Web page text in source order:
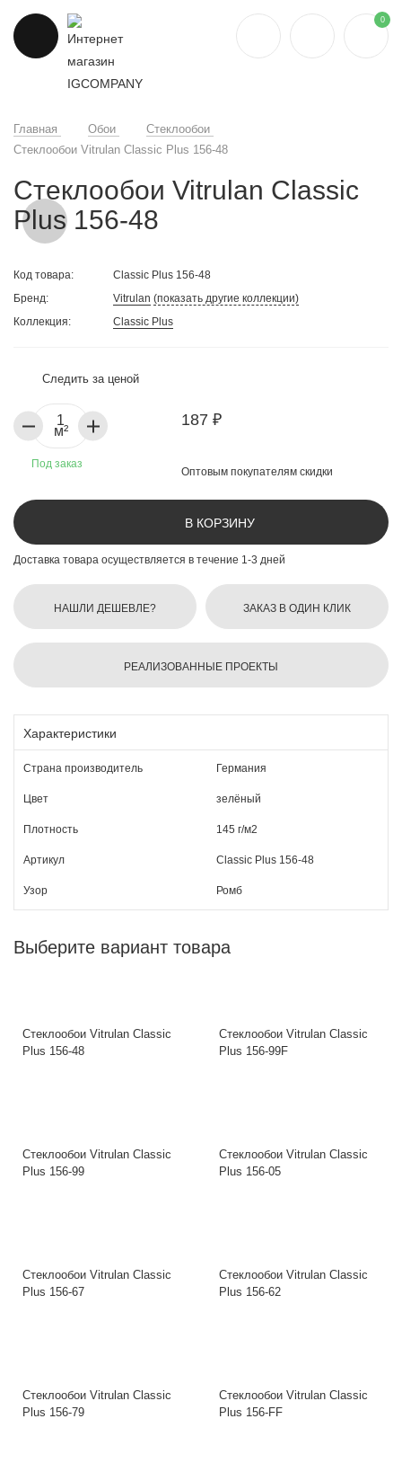
0
Главная Обои
Стеклообои
Стеклообои Vitrulan Classic Plus 156-48
Стеклообои Vitrulan Classic
Plus 156-48
Код товара:
Classic Plus 156-48
Бренд:
Vitrulan (показать другие коллекции)
Коллекция:
Classic Plus
Следить за ценой
187 ₽
Оптовым покупателям скидки
м²
Под заказ
В КОРЗИНУ
Доставка товара осуществляется в течение 1-3 дней
НАШЛИ ДЕШЕВЛЕ? ЗАКАЗ В ОДИН КЛИК
РЕАЛИЗОВАННЫЕ ПРОЕКТЫ
Характеристики
Страна производитель Германия
Цвет зелёный
Плотность 145 г/м2
Артикул Classic Plus 156-48
Узор Ромб
Выберите вариант товара
Стеклообои Vitrulan Classic
Plus 156-48
Стеклообои Vitrulan Classic
Plus 156-99F
Стеклообои Vitrulan Classic
Plus 156-99
Стеклообои Vitrulan Classic
Plus 156-05
Стеклообои Vitrulan Classic
Plus 156-67
Стеклообои Vitrulan Classic
Plus 156-62
Стеклообои Vitrulan Classic
Plus 156-79
Стеклообои Vitrulan Classic
Plus 156-FF